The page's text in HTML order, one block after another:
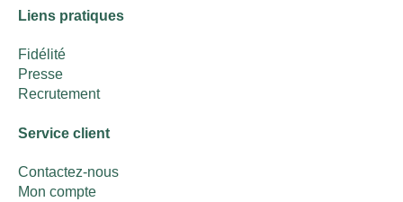
Liens pratiques
Fidélité
Presse
Recrutement
Service client
Contactez-nous
Mon compte